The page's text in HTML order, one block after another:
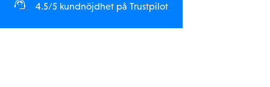
4.5/5 kundnöjdhet på Trustpilot